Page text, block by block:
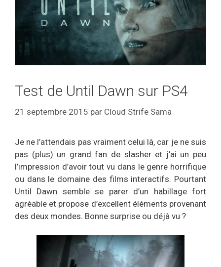
Test de Until Dawn sur PS4
21 septembre 2015 par Cloud Strife Sama
Je ne l’attendais pas vraiment celui là, car je ne suis
pas (plus) un grand fan de slasher et j’ai un peu
l’impression d’avoir tout vu dans le genre horrifique
ou dans le domaine des films interactifs. Pourtant
Until Dawn semble se parer d’un habillage fort
agréable et propose d’excellent éléments provenant
des deux mondes. Bonne surprise ou déjà vu ?